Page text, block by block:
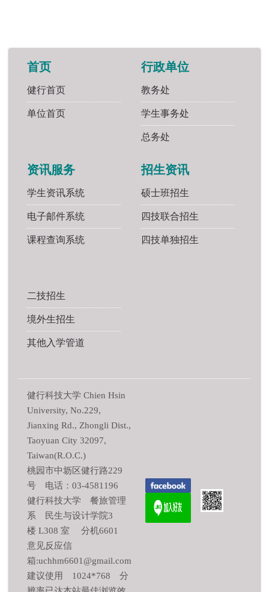
首页
健行首页
单位首页
行政单位
教务处
学生事务处
总务处
资讯服务
学生资讯系统
电子邮件系统
课程查询系统
招生资讯
硕士班招生
四技联合招生
四技单独招生
二技招生
境外生招生
其他入学管道
健行科技大学 Chien Hsin
University, No.229,
Jianxing Rd., Zhongli Dist.,
Taoyuan City 32097,
Taiwan(R.O.C.)
桃园市中坜区健行路229
号 电话：03-4581196
健行科技大学 餐旅管理
系 民生与设计学院3
楼 L308 室 分机6601
意见反应信
箱:uchhm6601@gmail.com
建议使用 1024*768 分